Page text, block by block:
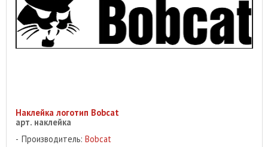
Наклейка логотип Bobcat
арт. наклейка
Производитель: Bobcat